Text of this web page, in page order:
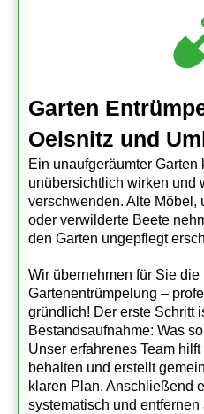
Garten
Oelsnitz und
Ein unaufgeräumter Garten
unübersichtlich wirken und
verschwenden. Alte Möbel,
oder verwilderte Beete
den Garten ungepflegt
Wir übernehmen für Sie die
Gartenentrümpelung –
gründlich! Der erste Schritt
Bestandsaufnahme: Was
Unser erfahrenes Team
behalten und erstellt
klaren Plan. Anschließend
systematisch und